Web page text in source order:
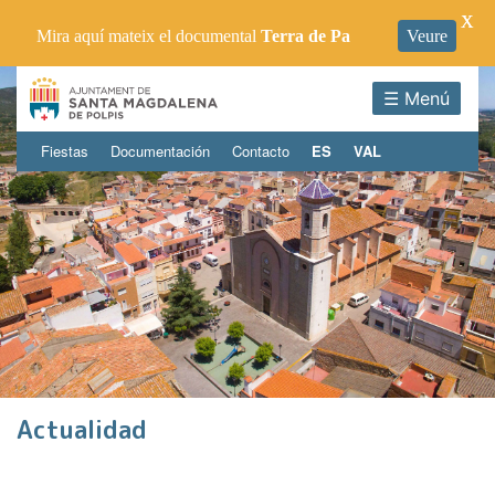
☰ Menú
Fiestas Documentación Contacto ES VAL
Actualidad
Mira aquí mateix el documental Terra de Pa Veure
X